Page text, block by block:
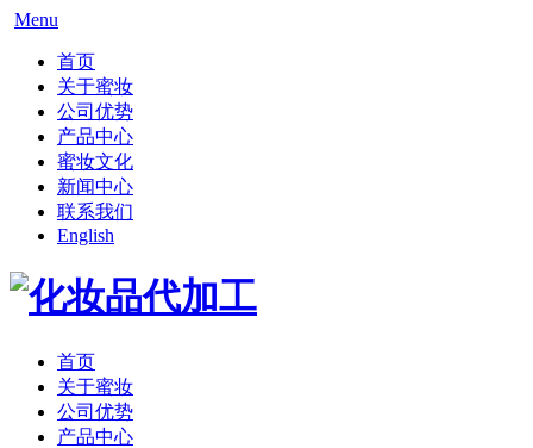
Menu
首页
关于蜜妆
公司优势
产品中心
蜜妆文化
新闻中心
联系我们
English
首页
关于蜜妆
公司优势
产品中心